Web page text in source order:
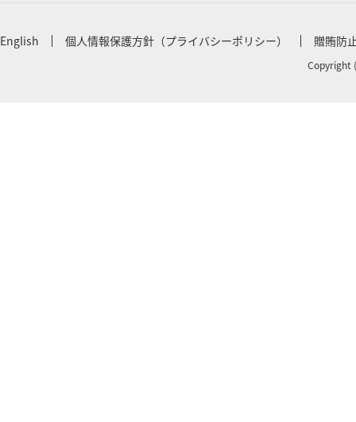
English 個人情報保護方針（プライバシーポリシー） 贈賄防
Copyright